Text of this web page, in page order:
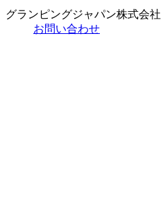
グランピングジャパン株式会社
お問い合わせ